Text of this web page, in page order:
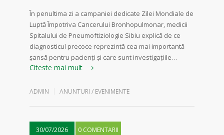
În penultima zi a campaniei dedicate Zilei Mondiale de
Luptă Împotriva Cancerului Bronhopulmonar, medicii
Spitalului de Pneumoftiziologie Sibiu explică de ce
diagnosticul precoce reprezintă cea mai importantă
șansă pentru pacienți și care sunt investigațiile…
Citeste mai mult
ADMIN ANUNTURI / EVENIMENTE
30/07/2026 0 COMENTARII